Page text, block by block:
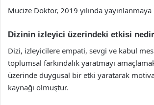
Mucize Doktor, 2019 yılında yayınlanmaya
Dizinin izleyici üzerindeki etkisi
Dizi, izleyicilere empati, sevgi ve kabul
toplumsal farkındalık yaratmayı
üzerinde duygusal bir etki yaratarak
kaynağı olmuştur.